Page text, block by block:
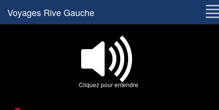
Cliquez pour entendre
Voyages Rive Gauche